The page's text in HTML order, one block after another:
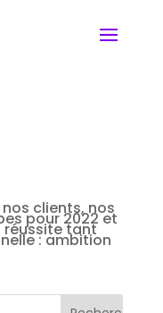
clients, nos
pour 2022 et
réussite tant
: ambition